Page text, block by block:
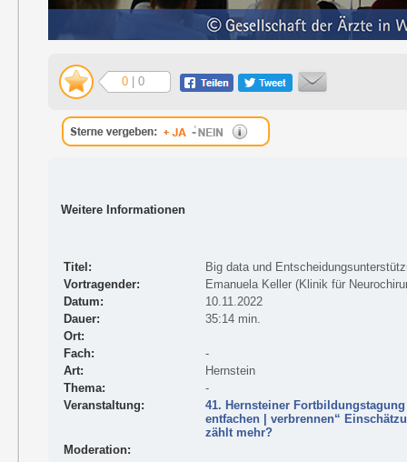
0 | 0
Weitere Informationen
Titel:
Big data und
Vortragender:
Emanuela Keller (Klinik für
Datum:
10.11.2022
Dauer:
35:14 min.
Ort:
Fach:
-
Art:
Hernstein
Thema:
-
Veranstaltung:
41. Hernsteiner
entfachen | verbrennen“
zählt mehr?
Moderation: